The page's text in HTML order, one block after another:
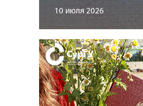
10 июля 2026